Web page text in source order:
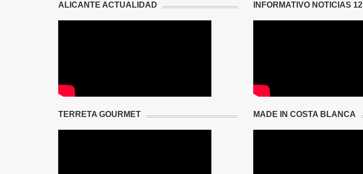
ALICANTE ACTUALIDAD
TERRETA GOURMET
INFORMATIVO NOTICIAS 12
MADE IN COSTA BLANCA